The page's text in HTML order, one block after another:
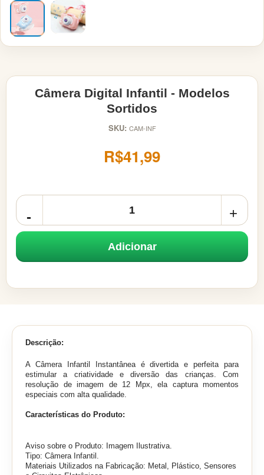
Câmera Digital Infantil - Modelos
Sortidos
SKU: CAM-INF
R$41,99
Adicionar
Descrição:
A Câmera Infantil Instantânea é divertida e perfeita para
estimular a criatividade e diversão das crianças. Com
resolução de imagem de 12 Mpx, ela captura momentos
especiais com alta qualidade.
Características do Produto:
Aviso sobre o Produto: Imagem Ilustrativa.
Tipo: Câmera Infantil.
Materiais Utilizados na Fabricação: Metal, Plástico, Sensores